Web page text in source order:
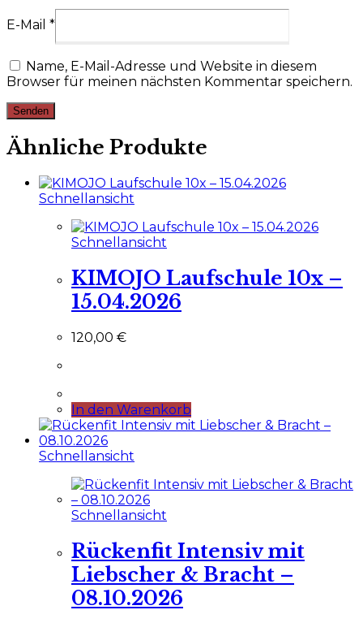
E-Mail *
Name, E-Mail-Adresse und Website in diesem
Browser für meinen nächsten Kommentar speichern.
Ähnliche Produkte
Schnellansicht
Schnellansicht
KIMOJO Laufschule 10x –
15.04.2026
120,00 €
In den Warenkorb
Schnellansicht
Schnellansicht
Rückenfit Intensiv mit
Liebscher & Bracht –
08.10.2026